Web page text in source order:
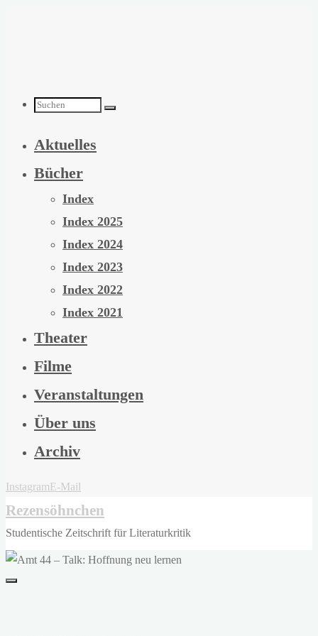
Suchen
nach:
Aktuelles
Bücher
Index
Index 2025
Index 2024
Index 2023
Index 2022
Index 2021
Theater
Filme
Veranstaltungen
Über uns
Archiv
InstagramE-Mail
Rezensöhnchen
Studentische Zeitschrift für Literaturkritik